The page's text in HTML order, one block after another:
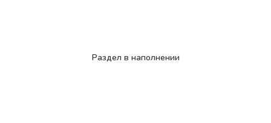
Поставщик конструкторов Шкрабо
Раздел в наполнении